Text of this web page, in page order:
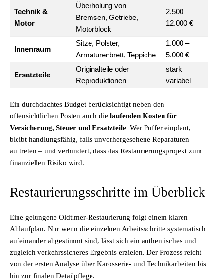
Technik &
Motor
Überholung von
Bremsen, Getriebe,
Motorblock
2.500 –
12.000 €
Innenraum
Sitze, Polster,
Armaturenbrett, Teppiche
1.000 –
5.000 €
Ersatzteile
Originalteile oder
Reproduktionen
stark
variabel
Ein durchdachtes Budget berücksichtigt neben den
offensichtlichen Posten auch die laufenden Kosten für
Versicherung, Steuer und Ersatzteile. Wer Puffer einplant,
bleibt handlungsfähig, falls unvorhergesehene Reparaturen
auftreten – und verhindert, dass das Restaurierungsprojekt zum
finanziellen Risiko wird.
Restaurierungsschritte im Überblick
Eine gelungene Oldtimer-Restaurierung folgt einem klaren
Ablaufplan. Nur wenn die einzelnen Arbeitsschritte systematisch
aufeinander abgestimmt sind, lässt sich ein authentisches und
zugleich verkehrssicheres Ergebnis erzielen. Der Prozess reicht
von der ersten Analyse über Karosserie- und Technikarbeiten bis
hin zur finalen Detailpflege.